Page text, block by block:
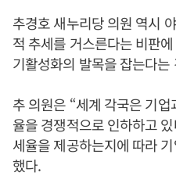
추경호 새누리당 의원 역시
적 추세를 거스른다는 비판
기활성화의 발목을 잡는다는
추 의원은 “세계 각국은 기
율을 경쟁적으로 인하하고
세율을 제공하는지에 따라
했다.